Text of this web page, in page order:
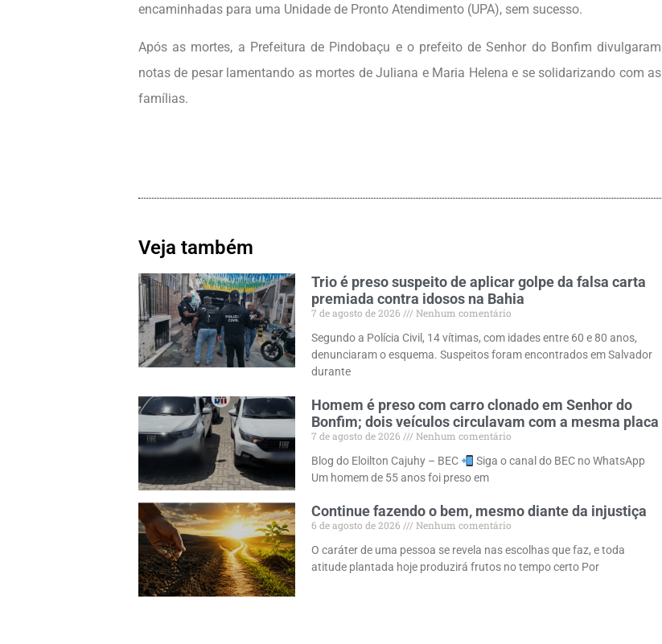
encaminhadas para uma Unidade de Pronto Atendimento (UPA), sem sucesso.
Após as mortes, a Prefeitura de Pindobaçu e o prefeito de Senhor do Bonfim divulgaram
notas de pesar lamentando as mortes de Juliana e Maria Helena e se solidarizando com as
famílias.
Veja também
Trio é preso suspeito de aplicar golpe da falsa carta
premiada contra idosos na Bahia
7 de agosto de 2026
Nenhum comentário
Segundo a Polícia Civil, 14 vítimas, com idades entre 60 e 80 anos,
denunciaram o esquema. Suspeitos foram encontrados em Salvador
durante
Homem é preso com carro clonado em Senhor do
Bonfim; dois veículos circulavam com a mesma placa
7 de agosto de 2026
Nenhum comentário
Blog do Eloilton Cajuhy – BEC
Siga o canal do BEC no WhatsApp
Um homem de 55 anos foi preso em
Continue fazendo o bem, mesmo diante da injustiça
6 de agosto de 2026
Nenhum comentário
O caráter de uma pessoa se revela nas escolhas que faz, e toda
atitude plantada hoje produzirá frutos no tempo certo Por